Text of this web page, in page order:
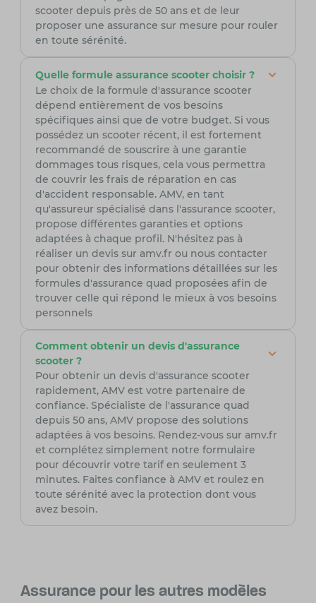
scooter depuis près de 50 ans et de leur
proposer une assurance sur mesure pour rouler
en toute sérénité.
Quelle formule assurance scooter choisir ?
Le choix de la formule d'assurance scooter
dépend entièrement de vos besoins
spécifiques ainsi que de votre budget. Si vous
possédez un scooter récent, il est fortement
recommandé de souscrire à une garantie
dommages tous risques, cela vous permettra
de couvrir les frais de réparation en cas
d'accident responsable. AMV, en tant
qu'assureur spécialisé dans l'assurance scooter,
propose différentes garanties et options
adaptées à chaque profil. N'hésitez pas à
réaliser un devis sur amv.fr ou nous contacter
pour obtenir des informations détaillées sur les
formules d'assurance quad proposées afin de
trouver celle qui répond le mieux à vos besoins
personnels
Comment obtenir un devis d'assurance
scooter ?
Pour obtenir un devis d'assurance scooter
rapidement, AMV est votre partenaire de
confiance. Spécialiste de l'assurance quad
depuis 50 ans, AMV propose des solutions
adaptées à vos besoins. Rendez-vous sur amv.fr
et complétez simplement notre formulaire
pour découvrir votre tarif en seulement 3
minutes. Faites confiance à AMV et roulez en
toute sérénité avec la protection dont vous
avez besoin.
Assurance pour les autres modèles